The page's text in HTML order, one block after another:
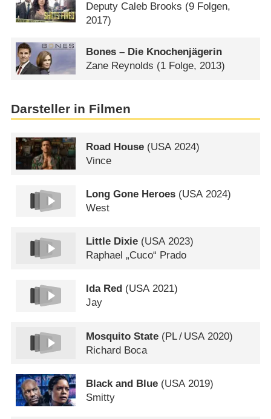
Deputy Caleb Brooks (9 Folgen,
2017)
Bones – Die Knochenjägerin
Zane Reynolds (1 Folge, 2013)
Darsteller in Filmen
Road House (USA 2024)
Vince
Long Gone Heroes (USA2024)
West
Little Dixie (USA2023)
Raphael „Cuco“ Prado
Ida Red (USA2021)
Jay
Mosquito State (PL/ USA 2020)
Richard Boca
Black and Blue (USA 2019)
Smitty